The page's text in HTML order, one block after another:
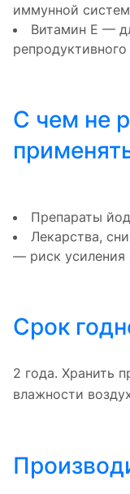
иммунной
Витамин Е —
С чем не
Препараты
Лекарства,
— риск усиления
Срок
2 года. Хранить
влажности